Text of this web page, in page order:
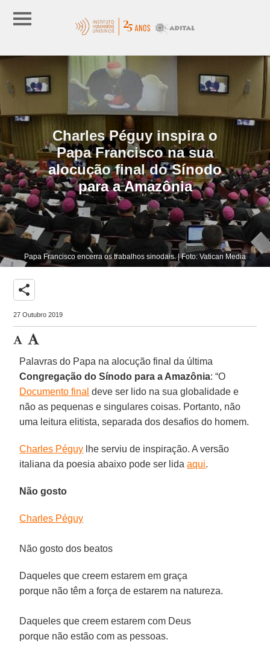
Charles Péguy inspira o
Papa Francisco na sua
alocução final do Sínodo
para a Amazônia
Papa Francisco encerra os trabalhos sinodais. | Foto: Vatican Media
share
27 Outubro 2019
Palavras do Papa na alocução final da última
Congregação do Sínodo para a Amazônia: “O
Documento final deve ser lido na sua globalidade e
não as pequenas e singulares coisas. Portanto, não
uma leitura elitista, separada dos desafios do homem.
Charles Péguy lhe serviu de inspiração. A versão
italiana da poesia abaixo pode ser lidaaqui.
Não gosto
Charles Péguy
Não gosto dos beatos
Daqueles que creem estarem em graça
porque não têm a força de estarem na natureza.
Daqueles que creem estarem com Deus
porque não estão com as pessoas.